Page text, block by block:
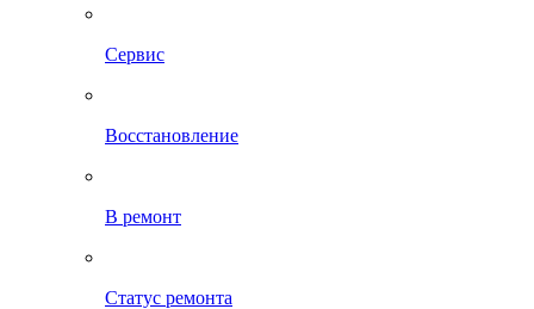
Сервис
Восстановление
В ремонт
Статус ремонта